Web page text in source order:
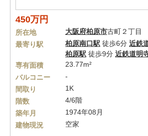
450万円
所在地 大阪府柏原市古町２丁目
最寄り駅
柏原南口駅 徒歩6分 近鉄
柏原駅 徒歩9分 近鉄道明
専有面積
23.77m²
バルコニー
-
間取り
1K
階数
4/6階
築年月
1974年08月
建物現況
空家